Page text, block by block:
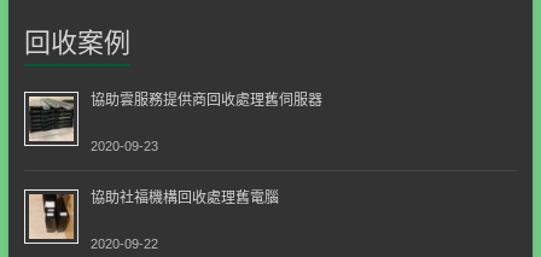
回收案例
協助雲服務提供商回收處理舊伺服器
2020-09-23
協助社福機構回收處理舊電腦
2020-09-22